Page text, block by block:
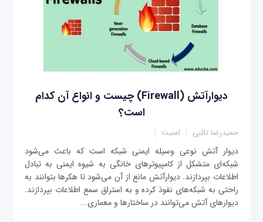
دیوارآتش (Firewall) چیست و انواع آن کدام
است؟
حمیدرضا تائبی امنیت
دیوار آتش نوعی وسیله ایمنی شبکه است که باعث می‌شود
شبکه‌ای متشکل از کامپیوترهای خانگی به شیوه ایمنی به تبادل
اطلاعات بپردازند. دیوارآتش مانع از آن می‌شود تا هکرها بتوانند به
راحتی به شبکه‌های نفوذ کرده و به استراق سمع اطلاعات بپردازند.
دیوارهای آتش می‌توانند در ساختارها و معماری...